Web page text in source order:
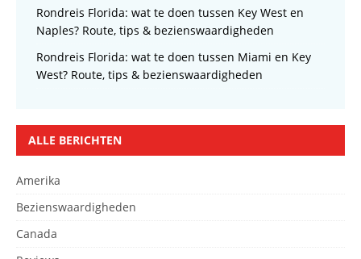
Rondreis Florida: wat te doen tussen Key West en
Naples? Route, tips & bezienswaardigheden
Rondreis Florida: wat te doen tussen Miami en Key
West? Route, tips & bezienswaardigheden
ALLE BERICHTEN
Amerika
Bezienswaardigheden
Canada